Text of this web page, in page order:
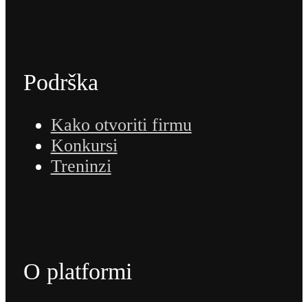
Podrška
Kako otvoriti firmu
Konkursi
Treninzi
O platformi